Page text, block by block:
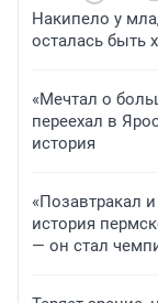
Накипело у
осталась быть
«Мечтал о
переехал в
история
«Позавтракал
история
— он стал